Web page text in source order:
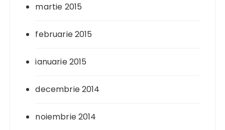
martie 2015
februarie 2015
ianuarie 2015
decembrie 2014
noiembrie 2014